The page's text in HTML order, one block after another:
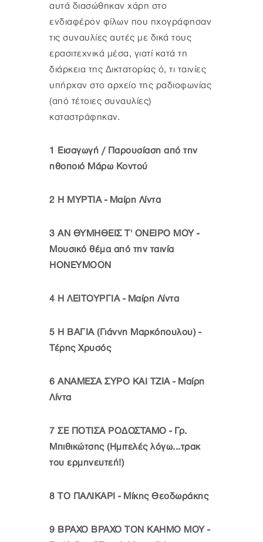
αυτά διασώθηκαν χάρη στο
ενδιαφέρον φίλων που ηχογράφησαν
τις συναυλίες αυτές με δικά τους
ερασιτεχνικά μέσα, γιατί κατά τη
διάρκεια της Δικτατορίας ό, τι ταινίες
υπήρχαν στο αρχείο της ραδιοφωνίας
(από τέτοιες συναυλίες)
καταστράφηκαν.
1
Εισαγωγή / Παρουσίαση από την
ηθοποιό Μάρω Κοντού
2 Η ΜΥΡΤΙΑ - Μαίρη Λίντα
3 ΑΝ ΘΥΜΗΘΕΙΣ Τ' ΟΝΕΙΡΟ ΜΟΥ -
Μουσικό θέμα από την ταινία
HONEYMOON
4 Η ΛΕΙΤΟΥΡΓΙΑ - Μαίρη Λίντα
5 Η ΒΑΓΙΑ (Γιάννη Μαρκόπουλου) -
Τέρης Χρυσός
6 ΑΝΑΜΕΣΑ ΣΥΡΟ ΚΑΙ ΤΖΙΑ - Μαίρη
Λίντα
7 ΣΕ ΠΟΤΙΣΑ ΡΟΔΟΣΤΑΜΟ - Γρ.
Μπιθικώτσης (Ημιτελές λόγω...τρακ
του ερμηνευτεή!)
8 ΤΟ ΠΑΛΙΚΑΡΙ - Μίκης Θεοδωράκης
9 ΒΡΑΧΟ ΒΡΑΧΟ ΤΟΝ ΚΑΗΜΟ ΜΟΥ -